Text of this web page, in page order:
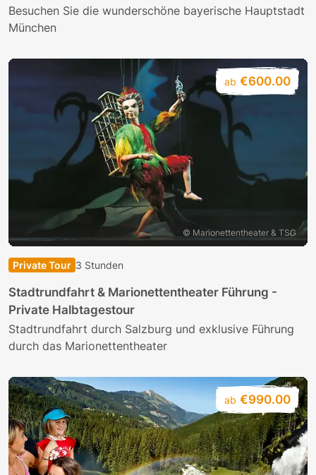
Besuchen Sie die wunderschöne bayerische Hauptstadt
München
ab €600.00
© Marionettentheater & TSG
Private Tour 3 Stunden
Stadtrundfahrt & Marionettentheater Führung -
Private Halbtagestour
Stadtrundfahrt durch Salzburg und exklusive Führung
durch das Marionettentheater
ab €990.00